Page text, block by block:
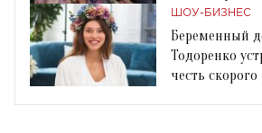
новую песню
ШОУ-БИЗНЕС
Беременный
Тодоренко
честь